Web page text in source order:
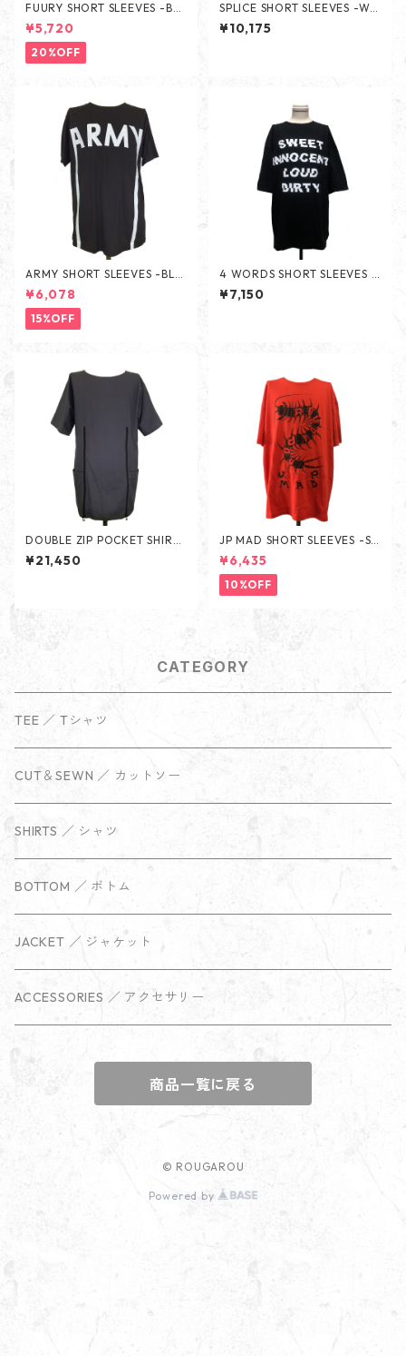
FUURY SHORT SLEEVES -BLA
CK-
¥5,720
20%OFF
SPLICE SHORT SLEEVES -WH
ITE-
¥10,175
ARMY SHORT SLEEVES -BLA
CK-
¥6,078
15%OFF
4 WORDS SHORT SLEEVES -
BLACK-
¥7,150
DOUBLE ZIP POCKET SHIRTS
-CHARCOAL-
¥21,450
JP MAD SHORT SLEEVES -SC
ARLET-
¥6,435
10%OFF
CATEGORY
TEE ／ Tシャツ
CUT＆SEWN ／ カットソー
SHIRTS ／ シャツ
BOTTOM ／ ボトム
JACKET ／ ジャケット
ACCESSORIES ／ アクセサリー
商品一覧に戻る
© ROUGAROU
Powered by